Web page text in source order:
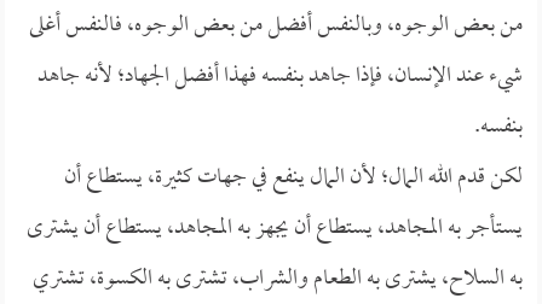
من بعض الوجوه، وبالنفس أفضل من بعض الوجوه، فالنفس أغلى
شيء عند الإنسان، فإذا جاهد بنفسه فهذا أفضل الجهاد؛ لأنه جاهد
بنفسه.
لكن قدم الله المال؛ لأن المال ينفع في جهات كثيرة، يستطاع أن
يستأجر به المجاهد، يستطاع أن يجهز به المجاهد، يستطاع أن يشترى
به السلاح، يشترى به الطعام والشراب، تشترى به الكسوة، تشتري